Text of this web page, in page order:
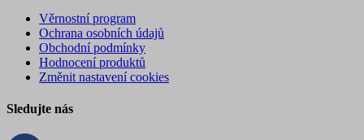
Věrnostní program
Ochrana osobních údajů
Obchodní podmínky
Hodnocení produktů
Změnit nastavení cookies
Sledujte nás